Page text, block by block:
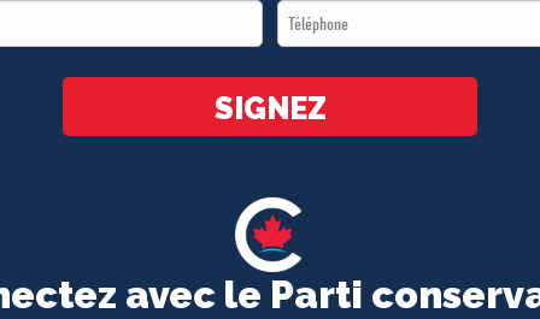
avec le Parti
Téléphone
*
SIGNEZ